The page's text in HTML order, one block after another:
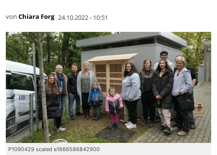
von Chiara Forg 24.10.2022 - 10:51
P1090429 scaled e1666586842900